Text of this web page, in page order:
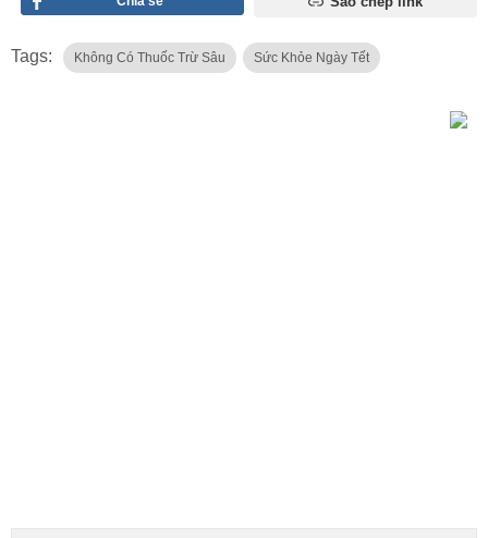
Tags: Không Có Thuốc Trừ Sâu Sức Khỏe Ngày Tết